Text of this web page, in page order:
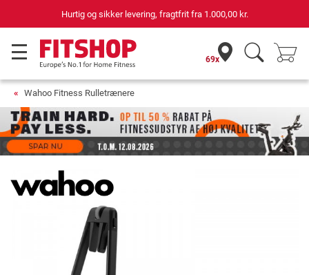
Hurtig og sikker levering, fragtfrit fra 1.000,00 kr.
69x
Wahoo Fitness Rulletrænere